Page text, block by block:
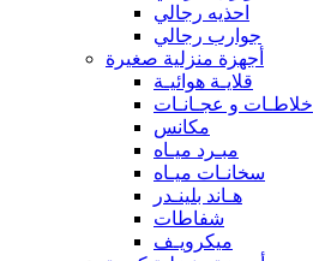
احذيه رجالي
جوارب رجالي
أجهزة منزلية صغيرة
قلايـة هوائيـة
خلاطـات و عجـانـات
مكانس
مبـرد ميـاه
سخانـات ميـاه
هـاند بلينـدر
شفاطات
ميكرويـف